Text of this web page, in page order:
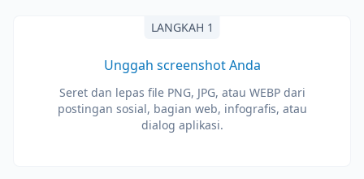
LANGKAH 1
Unggah screenshot Anda
Seret dan lepas file PNG, JPG, atau WEBP dari
postingan sosial, bagian web, infografis, atau
dialog aplikasi.